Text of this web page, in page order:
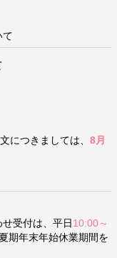
て
につきましては、 8月
受付は、平日 10:00～
期年末年始休業期間を